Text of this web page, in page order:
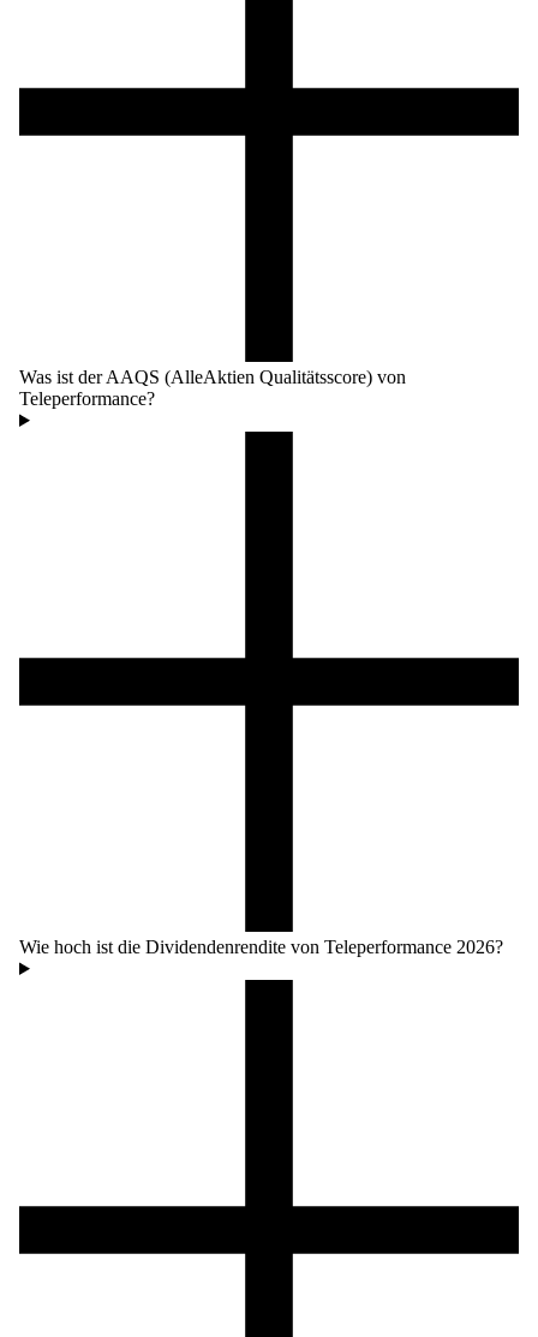
Was ist der AAQS (AlleAktien Qualitätsscore) von
Teleperformance?
Wie hoch ist die Dividendenrendite von Teleperformance 2026?